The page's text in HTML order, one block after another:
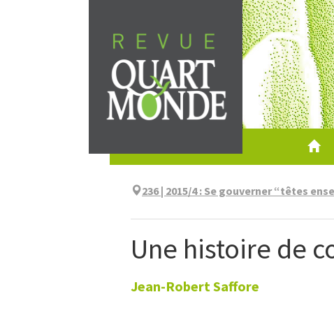
content
236 | 2015/4: Se gouverner “têtes
Une histoire de
Jean-RobertSaffore